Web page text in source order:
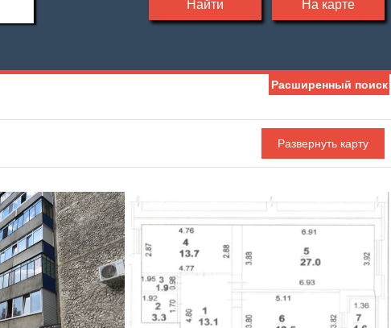
Найти На карте
Обмен
Расширенный поиск